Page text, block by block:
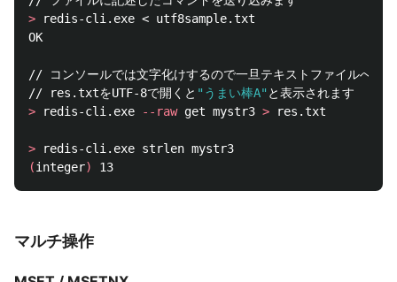
> redis-cli.exe < utf8sample.txt
OK
// コンソールでは文字化けするので一旦テキストファイルへ保
// res.txtをUTF-8で開くと "うまい棒A"
> redis-cli.exe --raw get mystr3 > res.txt
>
(integer)
マルチ操作